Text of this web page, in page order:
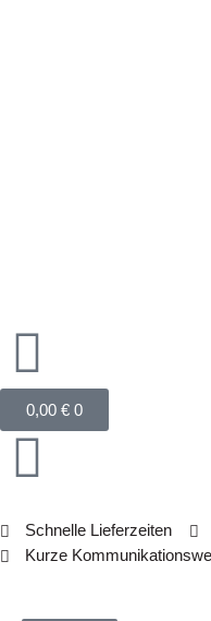
0,00 € 0
Warenkorb
Schnelle Lieferzeiten
Kurze